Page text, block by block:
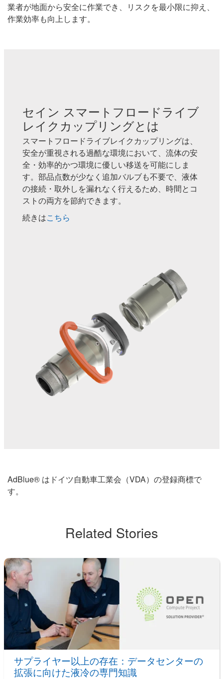
業者が地面から安全に作業でき、リスクを最小限に抑え、
作業効率も向上します。
セイン スマートフロードライブ
レイクカップリングとは
スマートフロードライブレイクカップリングは、
安全が重視される過酷な環境において、流体の安
全・効率的かつ環境に優しい移送を可能にしま
す。部品点数が少なく追加バルブも不要で、液体
の接続・取外しを漏れなく行えるため、時間とコ
ストの両方を節約できます。
続きはこちら
AdBlue® はドイツ自動車工業会（VDA）の登録商標で
す。
Related Stories
サプライヤー以上の存在：データセンターの
拡張に向けた液冷の専門知識